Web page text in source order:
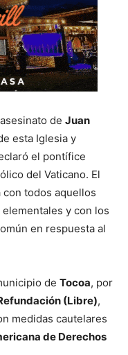
de Juan
esta Iglesia y
el pontífice
del Vaticano. El
todos aquellos
y con los
en respuesta al
de Tocoa, por
(Libre),
medidas cautelares
de Derechos